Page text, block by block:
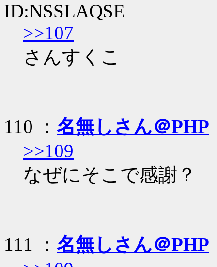
ID:NSSLAQSE
>>107
さんすくこ
110 ： 名無しさん＠PHP
>>109
なぜにそこで感謝？
111 ： 名無しさん＠PHP